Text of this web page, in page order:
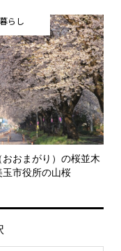
暮らし
おおまがり）の桜並木
玉市役所の山桜